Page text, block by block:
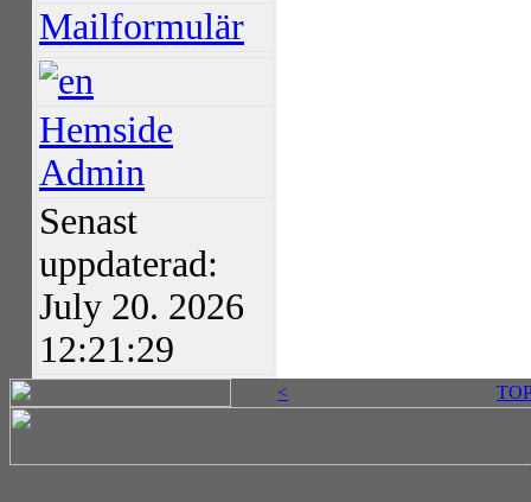
Mailformulär
Hemside
Admin
Senast
uppdaterad:
July 20. 2026
12:21:29
<